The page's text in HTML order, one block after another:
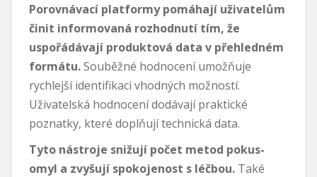
Porovnávací platformy pomáhají uživatelům
činit informovaná rozhodnutí tím, že
uspořádávají produktová data v přehledném
formátu.Souběžné hodnocení umožňuje
rychlejší identifikaci vhodných možností.
Uživatelská hodnocení dodávají praktické
poznatky, které doplňují technická data.
Tyto nástroje snižují počet metod pokus-
omyl a zvyšují spokojenost s léčbou. Také